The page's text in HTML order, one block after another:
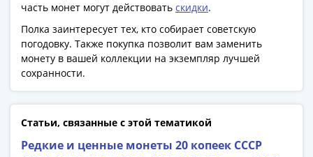
Другие
Наборы
коллекции
часть монет могут действовать скидки.
Полка заинтересует тех, кто собирает советскую
погодовку. Также покупка позволит вам заменить
монету в вашей коллекции на экземпляр лучшей
сохранности.
Статьи, связанные с этой тематикой
Редкие и ценные монеты 20 копеек СССР